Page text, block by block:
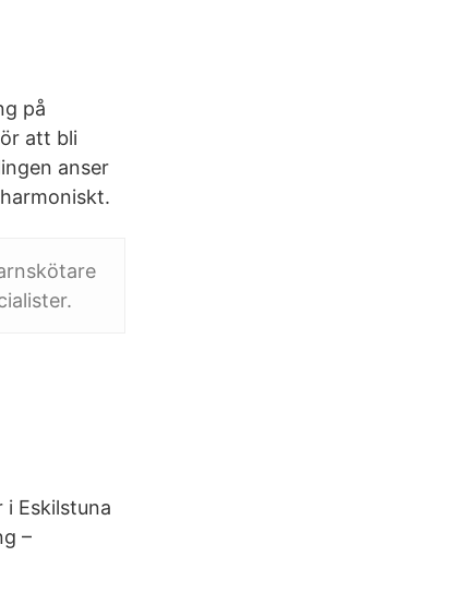
på
att bli
anser
Eskilstuna
–